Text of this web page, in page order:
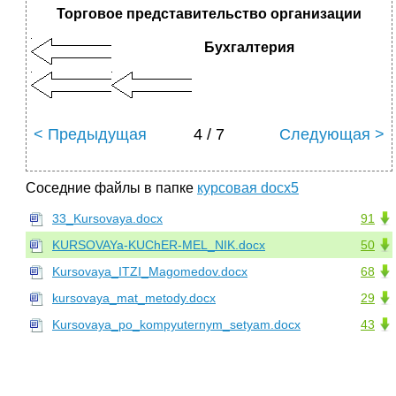
Торговое представительство организации
Бухгалтерия
< Предыдущая 4 / 7 Следующая >
Соседние файлы в папке курсовая docx5
91
33_Kursovaya.docx
50
KURSOVAYa-KUChER-MEL_NIK.docx
68
Kursovaya_ITZI_Magomedov.docx
29
kursovaya_mat_metody.docx
43
Kursovaya_po_kompyuternym_setyam.docx